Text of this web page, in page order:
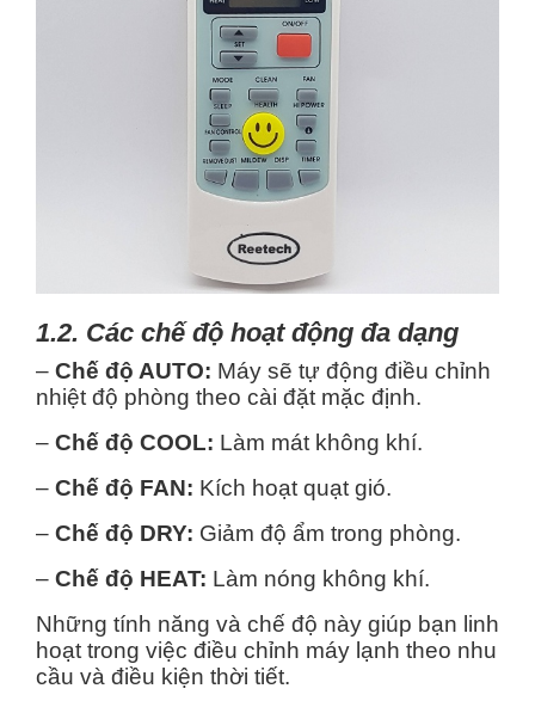
1.2. Các chế độ hoạt động đa dạng
– Chế độ AUTO: Máy sẽ tự động điều chỉnh
nhiệt độ phòng theo cài đặt mặc định.
– Chế độ COOL: Làm mát không khí.
– Chế độ FAN: Kích hoạt quạt gió.
– Chế độ DRY: Giảm độ ẩm trong phòng.
– Chế độ HEAT: Làm nóng không khí.
Những tính năng và chế độ này giúp bạn linh
hoạt trong việc điều chỉnh máy lạnh theo nhu
cầu và điều kiện thời tiết.